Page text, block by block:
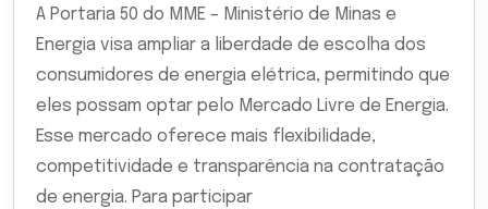
A Portaria 50 do MME – Ministério de Minas e
Energia visa ampliar a liberdade de escolha dos
consumidores de energia elétrica, permitindo que
eles possam optar pelo Mercado Livre de Energia.
Esse mercado oferece mais flexibilidade,
competitividade e transparência na contratação
de energia. Para participar